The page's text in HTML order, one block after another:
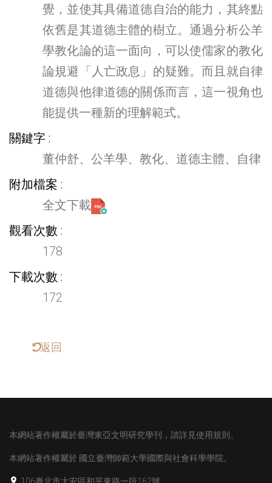
覺，並使其具備道德自治的能力，其終點
依舊是其道德主體的樹立。通過分析公羊
學教化論的這一面向，可以使儒家的教化
論規避「人亡政息」的疑難。而且就自律
道德與他律道德的關係而言，這一視角也
能提供一種新的理解範式。
關鍵字
董仲舒、公羊學、教化、道德主體、自律
附加檔案
全文下載
觀看次數
178
下載次數
172
返回
本網站著作權屬於臺灣東亞文明研究學刊，請詳見使用規則。
本網站著作權屬於 國立臺灣師範大學國際與社會科學學院。